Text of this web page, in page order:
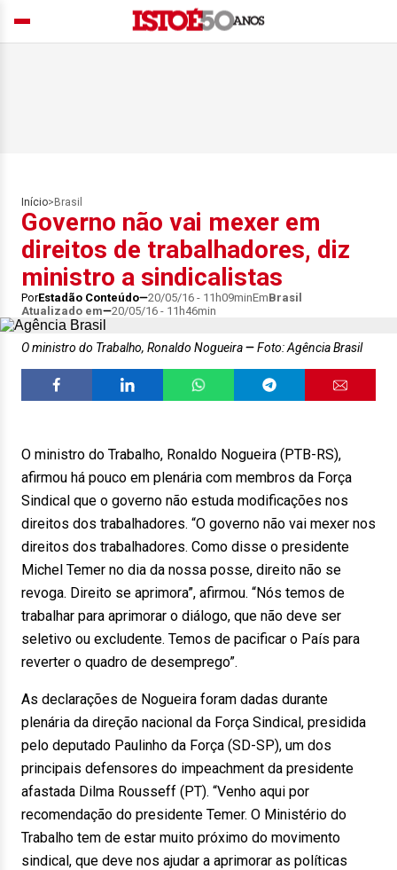
Início> Brasil
Governo não vai mexer em
direitos de trabalhadores, diz
ministro a sindicalistas
PorEstadão Conteúdo 20/05/16 - 11h09minEmBrasil
Atualizado em
20/05/16 - 11h46min
O ministro do Trabalho, Ronaldo Nogueira Foto: Agência Brasil
O ministro do Trabalho, Ronaldo Nogueira (PTB-RS),
afirmou há pouco em plenária com membros da Força
Sindical que o governo não estuda modificações nos
direitos dos trabalhadores. “O governo não vai mexer nos
direitos dos trabalhadores. Como disse o presidente
Michel Temer no dia da nossa posse, direito não se
revoga. Direito se aprimora”, afirmou. “Nós temos de
trabalhar para aprimorar o diálogo, que não deve ser
seletivo ou excludente. Temos de pacificar o País para
reverter o quadro de desemprego”.
As declarações de Nogueira foram dadas durante
plenária da direção nacional da Força Sindical, presidida
pelo deputado Paulinho da Força (SD-SP), um dos
principais defensores do impeachment da presidente
afastada Dilma Rousseff (PT). “Venho aqui por
recomendação do presidente Temer. O Ministério do
Trabalho tem de estar muito próximo do movimento
sindical, que deve nos ajudar a aprimorar as políticas